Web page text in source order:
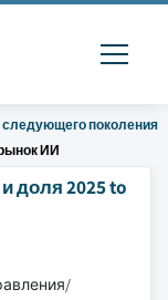
следующего поколения
ИИ
доля 2025 to